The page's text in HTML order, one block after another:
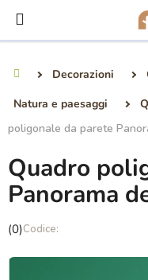
contenuto
Decorazioni
Natura e paesaggi
poligonale da parete
Quadro
Panorama
La
media
(0)